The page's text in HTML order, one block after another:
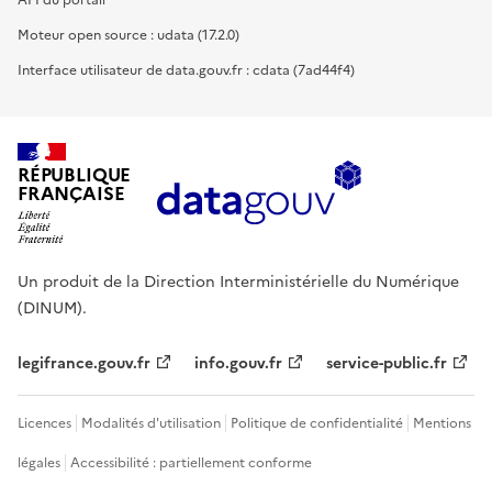
Moteur open source : udata (17.2.0)
Interface utilisateur de data.gouv.fr : cdata (7ad44f4)
RÉPUBLIQUE
FRANÇAISE
Un produit de la Direction Interministérielle du Numérique
(DINUM).
legifrance.gouv.fr info.gouv.fr service-public.fr
Licences Modalités d'utilisation Politique de confidentialité Mentions
légales Accessibilité : partiellement conforme